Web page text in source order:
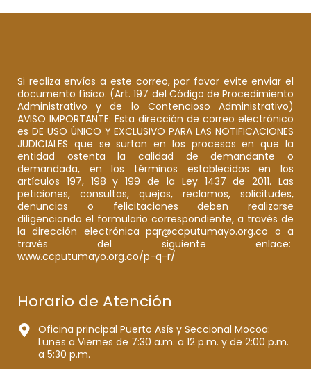
Si realiza envíos a este correo, por favor evite enviar el
documento físico. (Art. 197 del Código de Procedimiento
Administrativo y de lo Contencioso Administrativo)
AVISO IMPORTANTE: Esta dirección de correo electrónico
es DE USO ÚNICO Y EXCLUSIVO PARA LAS NOTIFICACIONES
JUDICIALES que se surtan en los procesos en que la
entidad ostenta la calidad de demandante o
demandada, en los términos establecidos en los
artículos 197, 198 y 199 de la Ley 1437 de 2011. Las
peticiones, consultas, quejas, reclamos, solicitudes,
denuncias o felicitaciones deben realizarse
diligenciando el formulario correspondiente, a través de
la dirección electrónica pqr@ccputumayo.org.co o a
través del siguiente enlace:
www.ccputumayo.org.co/p-q-r/
Horario de Atención
Oficina principal Puerto Asís y Seccional Mocoa:
Lunes a Viernes de 7:30 a.m. a 12 p.m. y de 2:00 p.m.
a 5:30 p.m.